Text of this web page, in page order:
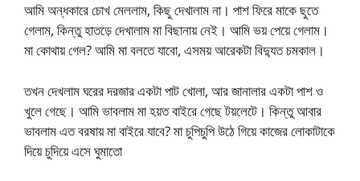
আমি অন্ধকারে চোখ মেললাম, কিছু দেখালাম না। পাশ ফিরে মাকে ছুতে
গেলাম, কিন্তু হাতড়ে দেখালাম মা বিছানায় নেই। আমি ভয় পেয়ে গেলাম।
মা কোথায় গেল? আমি মা বলতে যাবো, এসময় আরেকটা বিদ্যুত চমকাল।
তখন দেখলাম ঘরের দরজার একটা পাট খোলা, আর জানালার একটা পাশ ও
খুলে গেছে। আমি ভাবলাম মা হয়ত বাইরে গেছে টয়লেটে। কিন্তু আবার
ভাবলাম এত বরষায় মা বাইরে যাবে? মা চুপিচুপি উঠে গিয়ে কাজের লোকাটাকে
দিয়ে চুদিয়ে এসে ঘুমাতো